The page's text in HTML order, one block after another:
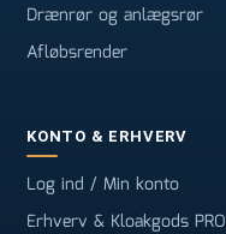
Drænrør og anlægsrør
Afløbsrender
KONTO & ERHVERV
Log ind / Min konto
Erhverv & Kloakgods PRO